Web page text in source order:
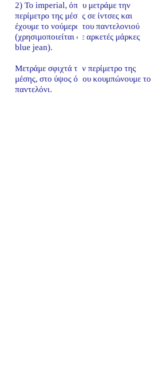
2) Το imperial, όπου μετράμε την
περίμετρο της μέσης σε ίντσες και
έχουμε το νούμερο του παντελονιού
(χρησιμοποιείται σε αρκετές μάρκες
blue jean).
Μετράμε σφιχτά την περίμετρο της
μέσης, στο ύψος όπου κουμπώνουμε το
παντελόνι.